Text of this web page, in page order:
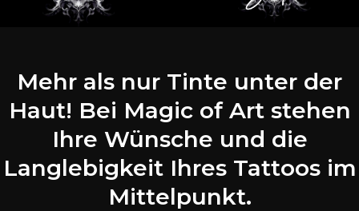
Mehr als nur Tinte unter der
Haut! Bei Magic of Art stehen
Ihre Wünsche und die
Langlebigkeit Ihres Tattoos im
Mittelpunkt.